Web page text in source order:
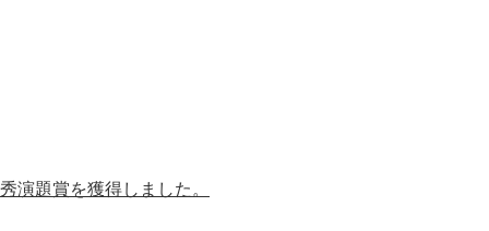
演題賞を獲得しました。